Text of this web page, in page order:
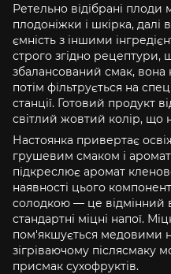
Ретельно відібрані
плодоніжки і шкірка, далі
ємність з іншими
строго згідно рецептури,
збалансований смак, вона
потім фільтрується на
станції. Готовий продукт
світлий жовтий колір, що
Настоянка привертає
грушевим смаком і
підкреслює аромат
наявності цього
солодкою — це відмінний
стандартні міцні напої.
пом'якшується медовими
зігріваючому післясмаку
присмак сухофруктів.